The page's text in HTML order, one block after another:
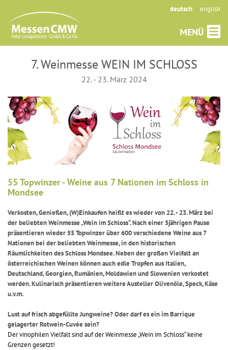
deutsch english
7. Weinmesse WEIN IM SCHLOSS
22. - 23. März 2024
55 Topwinzer - Weine aus 7 Nationen im Schloss in
Mondsee
Verkosten, Genießen, (W)Einkaufen heißt es wieder von 22. - 23. März bei
der beliebten Weinmesse „Wein im Schloss“. Nach einer 5jährigen Pause
präsentieren wieder 55 Topwinzer über 600 verschiedene Weine aus 7
Nationen bei der beliebten Weinmesse, in den historischen
Räumlichkeiten des Schloss Mondsee. Neben der großen Vielfalt an
österreichischen Weinen können auch edle Tropfen aus Italien,
Deutschland, Georgien, Rumänien, Moldawien und Slowenien verkostet
werden. Kulinarisch präsentieren weitere Austeller Olivenöle, Speck, Käse
u.v.m.
Lust auf frisch abgefüllte Jungweine? Oder darf es ein im Barrique
gelagerter Rotwein-Cuvée sein?
Der vinophilen Vielfalt sind auf der Weinmesse „Wein im Schloss“ keine
Grenzen gesetzt!